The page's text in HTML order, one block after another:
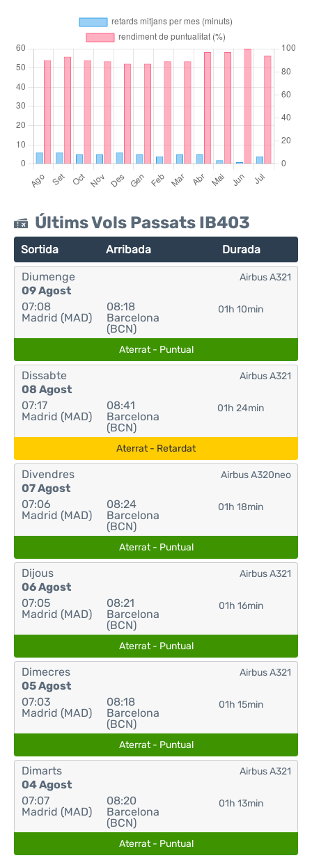
Últims Vols Passats IB403
Sortida Arribada Durada
Diumenge
09 Agost
07:08
Madrid (MAD)
08:18
Barcelona
(BCN)
01h 10min
Airbus A321
Aterrat - Puntual
Dissabte
08 Agost
07:17
Madrid (MAD)
08:41
Barcelona
(BCN)
01h 24min
Airbus A321
Aterrat - Retardat
Divendres
07 Agost
07:06
Madrid (MAD)
08:24
Barcelona
(BCN)
01h 18min
Airbus A320neo
Aterrat - Puntual
Dijous
06 Agost
07:05
Madrid (MAD)
08:21
Barcelona
(BCN)
01h 16min
Airbus A321
Aterrat - Puntual
Dimecres
05 Agost
07:03
Madrid (MAD)
08:18
Barcelona
(BCN)
01h 15min
Airbus A321
Aterrat - Puntual
Dimarts
04 Agost
07:07
Madrid (MAD)
08:20
Barcelona
(BCN)
01h 13min
Airbus A321
Aterrat - Puntual